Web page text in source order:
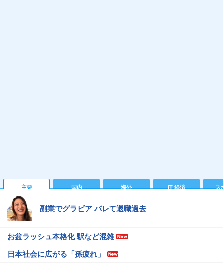
主要 国内 海外 IT 経済 ス
副業でグラビア バレて退職過去
お盆ラッシュ本格化 駅など混雑
日本社会に広がる「孫疲れ」